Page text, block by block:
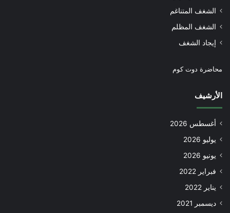
الشغف المتناغم
الشغف المظلم
إيجاد الشغف
محاضرة دوت كوم
الأرشيف
أغسطس 2026
يوليو 2026
يونيو 2026
فبراير 2022
يناير 2022
ديسمبر 2021